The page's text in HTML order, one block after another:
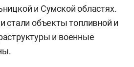
и Сумской областях.
стали объекты топливной и
и военные